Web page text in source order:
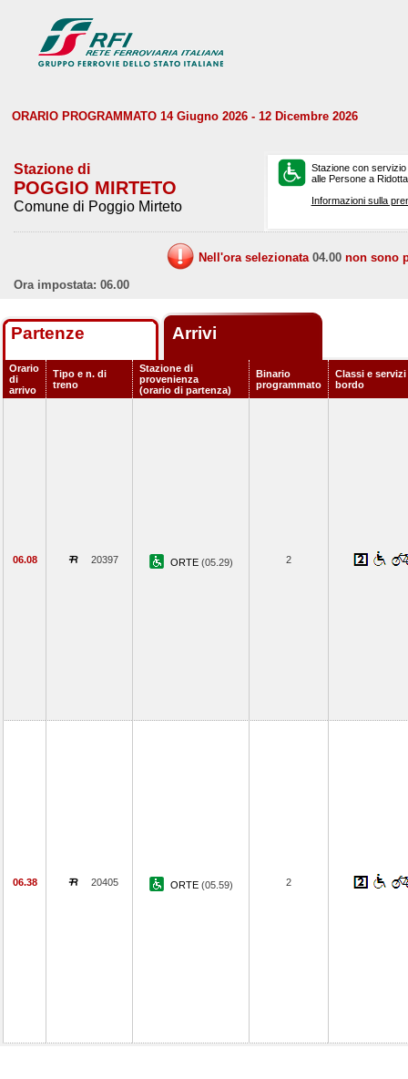
ORARIO PROGRAMMATO 14 Giugno 2026 - 12 Dicembre 2026
Stazione di
POGGIO MIRTETO
Comune di Poggio Mirteto
Stazione con
alle Persone a
Informazioni sulla
Nell'ora selezionata 04.00 non sono
Ora impostata: 06.00
Partenze Arrivi
Orario
di
arrivo
Tipo e n. di
treno
Stazione di
provenienza
(orario di partenza)
Binario
programmato
Classi e servizi
bordo
06.08 20397 ORTE (05.29) 2
06.38 20405 ORTE (05.59) 2